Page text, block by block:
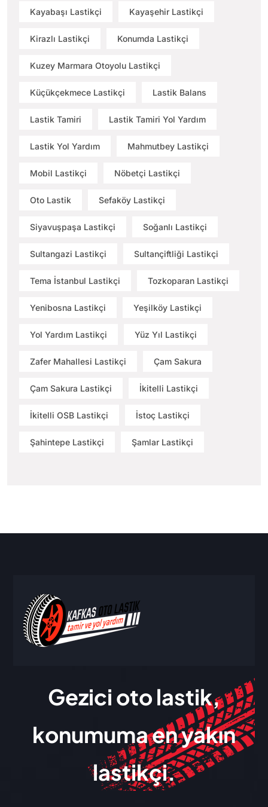
Kayabaşı Lastikçi Kayaşehir Lastikçi
Kirazlı Lastikçi Konumda Lastikçi
Kuzey Marmara Otoyolu Lastikçi
Küçükçekmece Lastikçi Lastik Balans
Lastik Tamiri Lastik Tamiri Yol Yardım
Lastik Yol Yardım Mahmutbey Lastikçi
Mobil Lastikçi Nöbetçi Lastikçi
Oto Lastik Sefaköy Lastikçi
Siyavuşpaşa Lastikçi Soğanlı Lastikçi
Sultangazi Lastikçi Sultançiftliği Lastikçi
Tema İstanbul Lastikçi Tozkoparan Lastikçi
Yenibosna Lastikçi Yeşilköy Lastikçi
Yol Yardım Lastikçi Yüz Yıl Lastikçi
Zafer Mahallesi Lastikçi Çam Sakura
Çam Sakura Lastikçi İkitelli Lastikçi
İkitelli OSB Lastikçi İstoç Lastikçi
Şahintepe Lastikçi Şamlar Lastikçi
Gezici oto lastik,
konumuma en yakın
lastikçi.